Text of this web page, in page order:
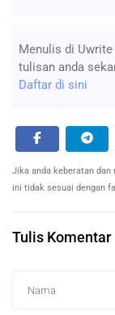
Menulis di
tulisan anda
Daftar di sini
Jika anda keberatan
ini tidak sesuai dengan
Tulis Komentar